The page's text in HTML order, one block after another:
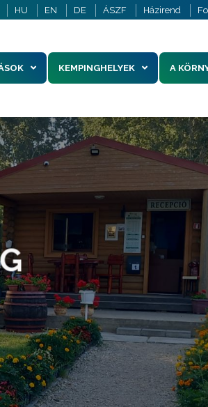
HU EN DE ÁSZF Házirend
KEMPINGHELYEK A